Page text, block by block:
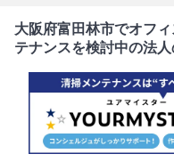
大阪府富田林市でオフ
テナンスを検討中の法